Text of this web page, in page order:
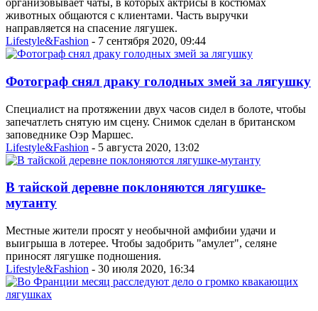
организовывает чаты, в которых актрисы в костюмах
животных общаются с клиентами. Часть выручки
направляется на спасение лягушек.
Lifestyle&Fashion - 7 сентября 2020, 09:44
Фотограф снял драку голодных змей за лягушку
Специалист на протяжении двух часов сидел в болоте, чтобы
запечатлеть снятую им сцену. Снимок сделан в британском
заповеднике Оэр Маршес.
Lifestyle&Fashion - 5 августа 2020, 13:02
В тайской деревне поклоняются лягушке-
мутанту
Местные жители просят у необычной амфибии удачи и
выигрыша в лотерее. Чтобы задобрить "амулет", селяне
приносят лягушке подношения.
Lifestyle&Fashion - 30 июля 2020, 16:34